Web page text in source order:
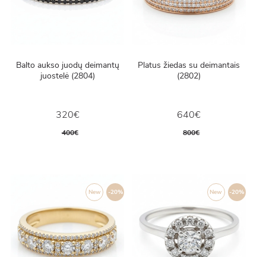
Balto aukso juodų deimantų
juostelė (2804)
320€
400€
Platus žiedas su deimantais
(2802)
640€
800€
-20%
New -20%
New